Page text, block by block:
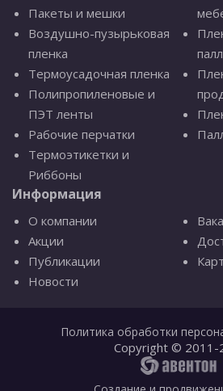
Пакеты и мешки
Воздушно-пузырьковая
пленка
Термоусадочная пленка
Полипропиленовые и
ПЭТ ленты
Рабочие перчатки
Термоэтикетки и
Риббоны
Информация
О компании
Акции
Публикации
Новости
Политика обработки
Copyright © 2011-